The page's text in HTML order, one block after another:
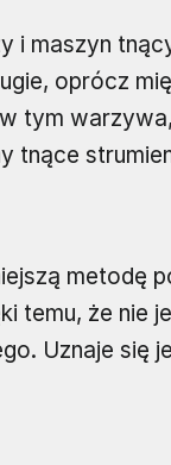
i maszyn
oprócz
tym
tnące
metodę
temu, że nie
Uznaje się